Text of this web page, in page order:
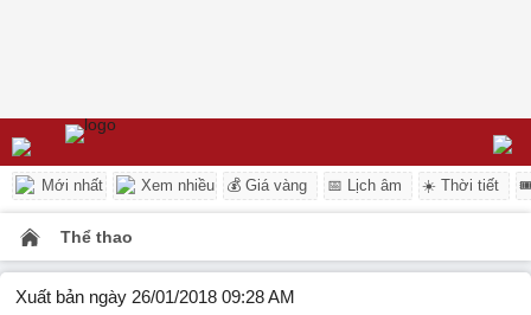
Mới nhất Xem nhiều 💰 Giá vàng 📅 Lịch âm ☀️ Thời tiết
Thể thao
Xuất bản ngày 26/01/2018 09:28 AM